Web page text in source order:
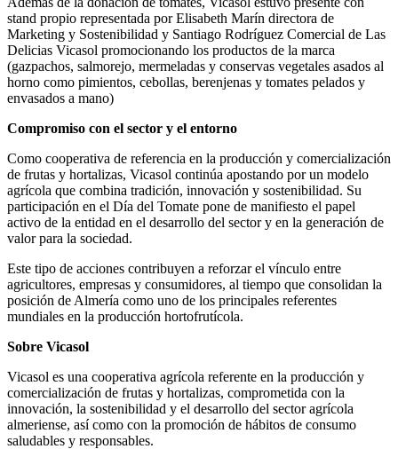
stand propio representada por Elisabeth Marín directora de
Marketing y Sostenibilidad y Santiago Rodríguez Comercial de Las
Delicias Vicasol promocionando los productos de la marca
(gazpachos, salmorejo, mermeladas y conservas vegetales asados al
horno como pimientos, cebollas, berenjenas y tomates pelados y
envasados a mano)
Compromiso con el sector y el entorno
Como cooperativa de referencia en la producción y comercialización
de frutas y hortalizas, Vicasol continúa apostando por un modelo
agrícola que combina tradición, innovación y sostenibilidad. Su
participación en el Día del Tomate pone de manifiesto el papel
activo de la entidad en el desarrollo del sector y en la generación de
valor para la sociedad.
Este tipo de acciones contribuyen a reforzar el vínculo entre
agricultores, empresas y consumidores, al tiempo que consolidan la
posición de Almería como uno de los principales referentes
mundiales en la producción hortofrutícola.
Sobre Vicasol
Vicasol es una cooperativa agrícola referente en la producción y
comercialización de frutas y hortalizas, comprometida con la
innovación, la sostenibilidad y el desarrollo del sector agrícola
almeriense, así como con la promoción de hábitos de consumo
saludables y responsables.